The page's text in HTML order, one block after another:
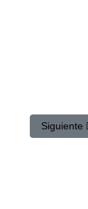
Artículo
Siguiente